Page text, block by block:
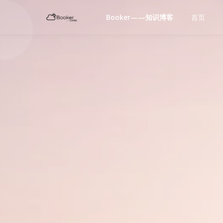
Booker——知识博客 首页